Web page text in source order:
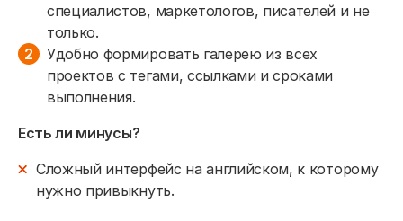
специалистов, маркетологов, писателей и не
только.
Удобно формировать галерею из всех
проектов с тегами, ссылками и сроками
выполнения.
Есть ли минусы?
Сложный интерфейс на английском, к которому
нужно привыкнуть.